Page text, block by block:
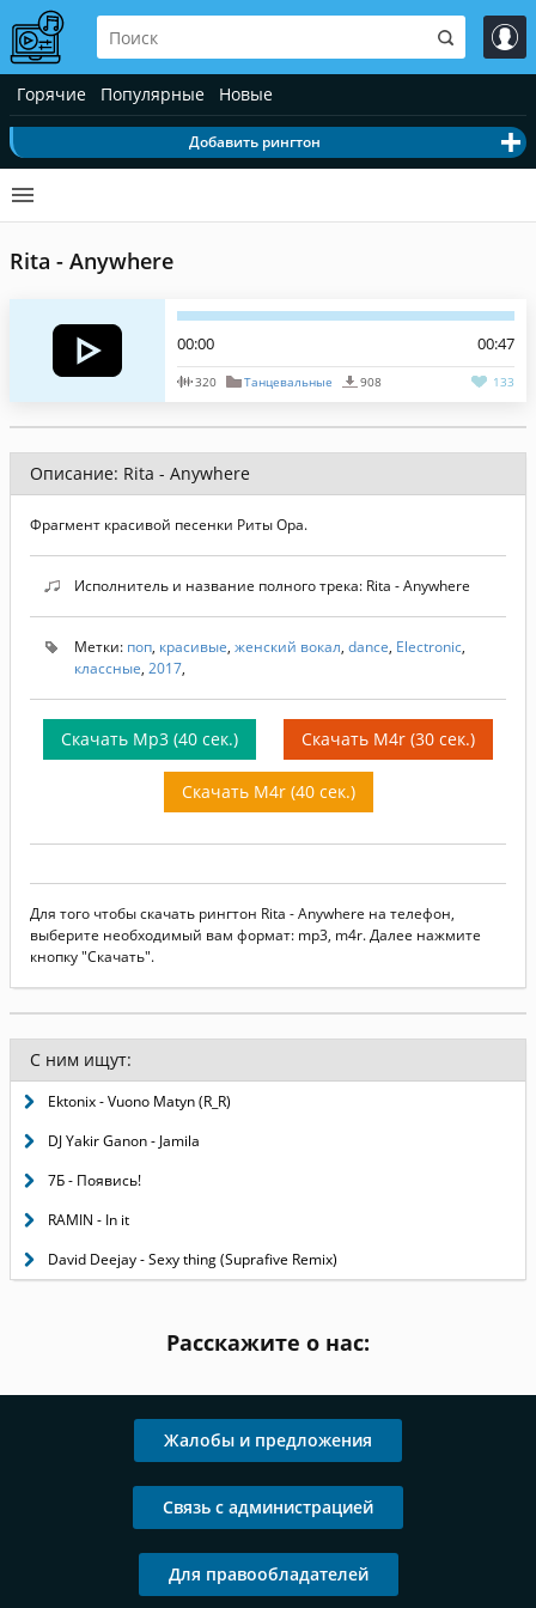
Горячие Популярные Новые
Добавить рингтон
Rita - Anywhere
00:00 00:47
320 Танцевальные 908 133
Описание: Rita - Anywhere
Фрагмент красивой песенки Риты Ора.
Исполнитель и название полного трека: Rita - Anywhere
Метки: поп, красивые, женский вокал, dance, Electronic,
классные, 2017,
Скачать Mp3 (40 сек.) Скачать M4r (30 сек.)
Скачать M4r (40 сек.)
Для того чтобы скачать рингтон Rita - Anywhere на телефон,
выберите необходимый вам формат: mp3, m4r. Далее нажмите
кнопку "Скачать".
С ним ищут:
Ektonix - Vuono Matyn (R_R)
DJ Yakir Ganon - Jamila
7Б - Появись!
RAMIN - In it
David Deejay - Sexy thing (Suprafive Remix)
Расскажите о нас:
Жалобы и предложения
Связь с администрацией
Для правообладателей